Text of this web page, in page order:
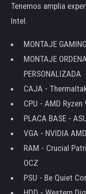
Tenemos amplia
Intel.
MONTAJE
MONTAJE
PERSONALIZADA
CAJA -
CPU - AMD
PLACA BASE -
VGA - NVIDIA AMD
RAM - Crucial
OCZ
PSU - Be Quiet